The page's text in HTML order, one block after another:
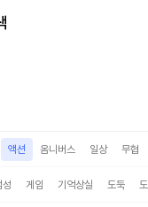
액션 옴니버스 일상 무협
게임 기억상실 도둑